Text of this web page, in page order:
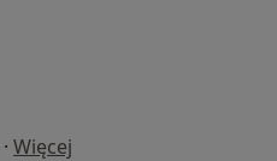
· Więcej